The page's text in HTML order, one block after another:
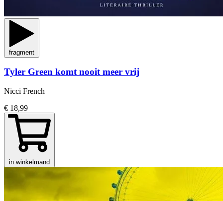
fragment
Tyler Green komt nooit meer vrij
Nicci French
€ 18,99
in winkelmand